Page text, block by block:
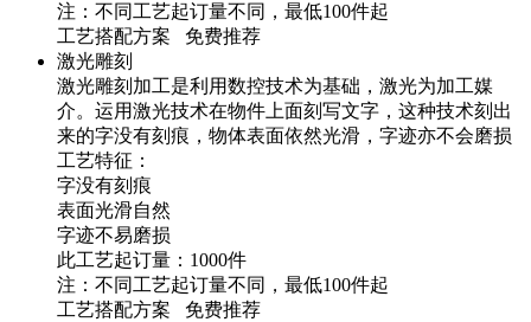
注：不同工艺起订量不同，最低100件起
工艺搭配方案 免费推荐
激光雕刻
激光雕刻加工是利用数控技术为基础，激光为加工媒
介。运用激光技术在物件上面刻写文字，这种技术刻出
来的字没有刻痕，物体表面依然光滑，字迹亦不会磨损
工艺特征：
字没有刻痕
表面光滑自然
字迹不易磨损
此工艺起订量：1000件
注：不同工艺起订量不同，最低100件起
工艺搭配方案 免费推荐